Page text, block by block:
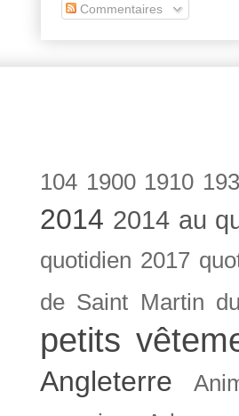
Commentaires
104 1900 1910
2014 2014 au
quotidien 2017
de Saint Martin
petits
Angleterre